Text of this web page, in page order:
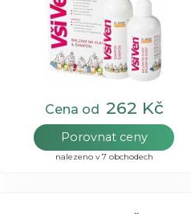
Cena od 262 Kč
Porovnat ceny
nalezeno v 7 obchodech